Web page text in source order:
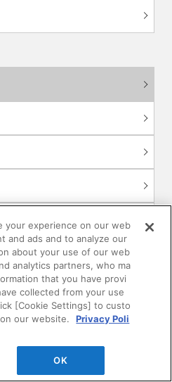
ョン
your experience on our web
and ads and to analyze our
about your use of our web
analytics partners, who ma
that you have provi
collected from your use
[Cookie Settings] to custo
our website.
Privacy Poli
OK